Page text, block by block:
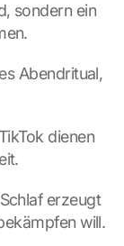
sondern ein
Abendritual,
dienen
erzeugt
will.